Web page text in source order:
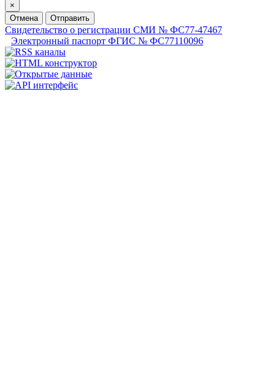
×
Отмена
Отправить
Свидетельство о регистрации СМИ № ФС77-47467
Электронный паспорт ФГИС № ФС77110096